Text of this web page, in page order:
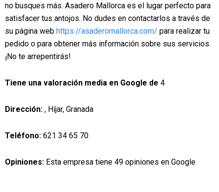
no busques más. Asadero Mallorca es el lugar perfecto para
satisfacer tus antojos. No dudes en contactarlos a través de
su página web https://asaderomallorca.com/ para realizar tu
pedido o para obtener más información sobre sus servicios.
¡No te arrepentirás!
Tiene una valoración media en Google de 4
Dirección: , Híjar, Granada
Teléfono: 621 34 65 70
Opiniones: Esta empresa tiene 49 opiniones en Google